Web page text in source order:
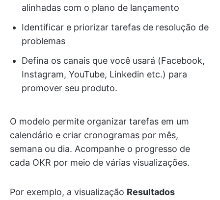
alinhadas com o plano de lançamento
Identificar e priorizar tarefas de resolução de
problemas
Defina os canais que você usará (Facebook,
Instagram, YouTube, Linkedin etc.) para
promover seu produto.
O modelo permite organizar tarefas em um
calendário e criar cronogramas por mês,
semana ou dia. Acompanhe o progresso de
cada OKR por meio de várias visualizações.
Por exemplo, a visualização Resultados